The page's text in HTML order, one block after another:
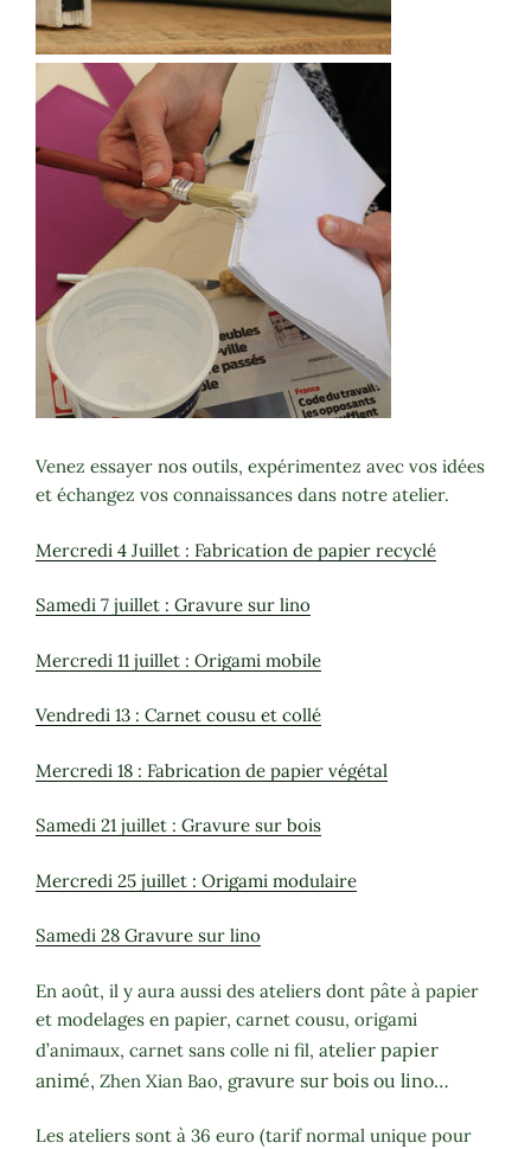
Venez essayer nos outils, expérimentez avec vos idées
et échangez vos connaissances dans notre atelier.
Mercredi 4 Juillet : Fabrication de papier recyclé
Samedi 7 juillet : Gravure sur lino
Mercredi 11 juillet : Origami mobile
Vendredi 13 : Carnet cousu et collé
Mercredi 18 : Fabrication de papier végétal
Samedi 21 juillet : Gravure sur bois
Mercredi 25 juillet : Origami modulaire
Samedi 28 Gravure sur lino
En août, il y aura aussi des ateliers dont pâte à papier
et modelages en papier, carnet cousu, origami
d’animaux, carnet sans colle ni fil, atelier papier
animé, Zhen Xian Bao, gravure sur bois ou lino…
Les ateliers sont à 36 euro (tarif normal unique pour